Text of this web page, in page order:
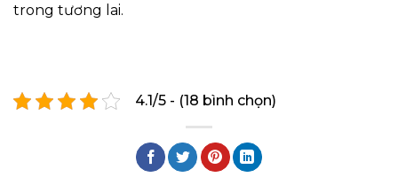
trong tương lai.
4.1/5 - (18 bình chọn)